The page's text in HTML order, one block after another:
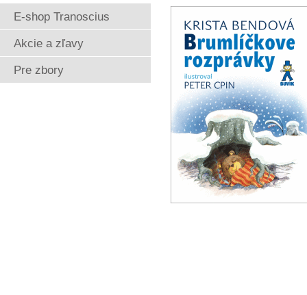
E-shop Tranoscius
Akcie a zľavy
Pre zbory